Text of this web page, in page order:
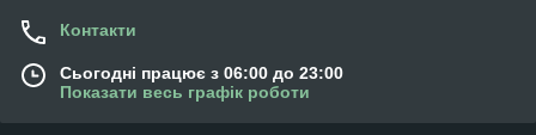
Контакти
Сьогодні працює з 06:00 до 23:00
Показати весь графік роботи